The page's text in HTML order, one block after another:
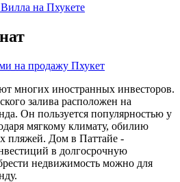
многих иностранных инвесторов.
залива расположен на
Он пользуется популярностью у
мягкому климату, обилию
пляжей. Дом в Паттайе -
в долгосрочную
недвижимость можно для
Вилла на Пхукете
на продажу Пхукет